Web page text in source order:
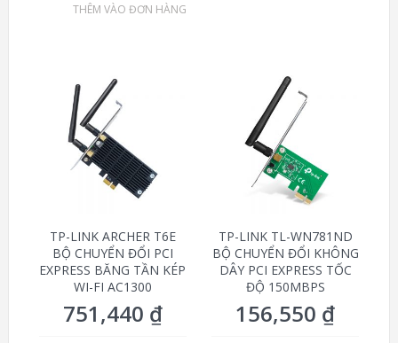
THÊM VÀO ĐƠN HÀNG
TP-LINK ARCHER T6E
BỘ CHUYỂN ĐỔI PCI
EXPRESS BĂNG TẦN KÉP
WI-FI AC1300
751,440 ₫
TP-LINK TL-WN781ND
BỘ CHUYỂN ĐỔI KHÔNG
DÂY PCI EXPRESS TỐC
ĐỘ 150MBPS
156,550 ₫